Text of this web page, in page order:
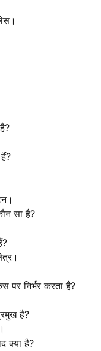
सा है?
निर्भर करता है?
है?
क्या है?